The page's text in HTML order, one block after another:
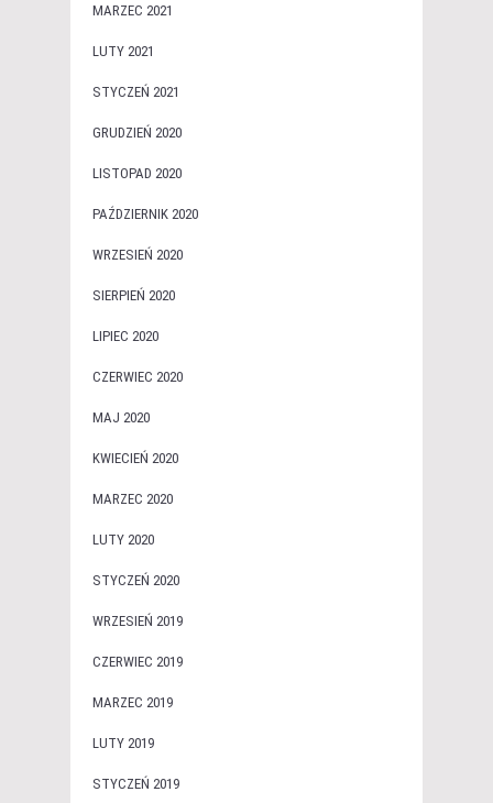
MARZEC 2021
LUTY 2021
STYCZEŃ 2021
GRUDZIEŃ 2020
LISTOPAD 2020
PAŹDZIERNIK 2020
WRZESIEŃ 2020
SIERPIEŃ 2020
LIPIEC 2020
CZERWIEC 2020
MAJ 2020
KWIECIEŃ 2020
MARZEC 2020
LUTY 2020
STYCZEŃ 2020
WRZESIEŃ 2019
CZERWIEC 2019
MARZEC 2019
LUTY 2019
STYCZEŃ 2019